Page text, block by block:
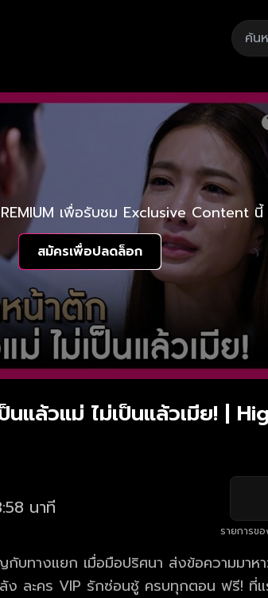
เพื่อรับชม Exclusive Content นี้
สมัครเพื่อปลดล็อก
นแล้วแม่ ไม่เป็นแล้วเมีย! |
นาที
รายการข
บทางแยก เมื่อมือปริศนา ส่งข้อความมาห
ละคร VIP รักซ่อนชู้ ครบทุกตอน ฟรี! ที่แ